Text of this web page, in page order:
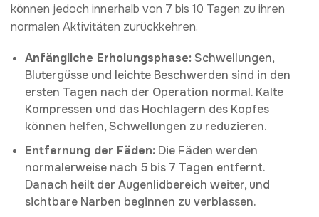
können jedoch innerhalb von 7 bis 10 Tagen zu ihren
normalen Aktivitäten zurückkehren.
Anfängliche Erholungsphase: Schwellungen,
Blutergüsse und leichte Beschwerden sind in den
ersten Tagen nach der Operation normal. Kalte
Kompressen und das Hochlagern des Kopfes
können helfen, Schwellungen zu reduzieren.
Entfernung der Fäden: Die Fäden werden
normalerweise nach 5 bis 7 Tagen entfernt.
Danach heilt der Augenlidbereich weiter, und
sichtbare Narben beginnen zu verblassen.